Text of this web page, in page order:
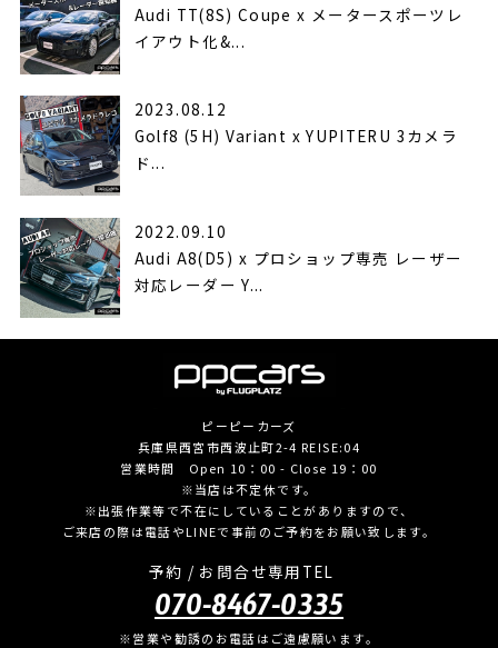
Audi TT(8S) Coupe x メータースポーツレ
イアウト化&...
2023.08.12
Golf8 (5H) Variant x YUPITERU 3カメラ
ド...
2022.09.10
Audi A8(D5) x プロショップ専売 レーザー
対応レーダー Y...
ピーピーカーズ
兵庫県西宮市西波止町2-4 REISE:04
営業時間 Open 10：00 - Close 19：00
※当店は不定休です。
※出張作業等で不在にしていることがありますので、
ご来店の際は電話やLINEで事前のご予約をお願い致します。
予約 / お問合せ専用TEL
070-8467-0335
※営業や勧誘のお電話はご遠慮願います。